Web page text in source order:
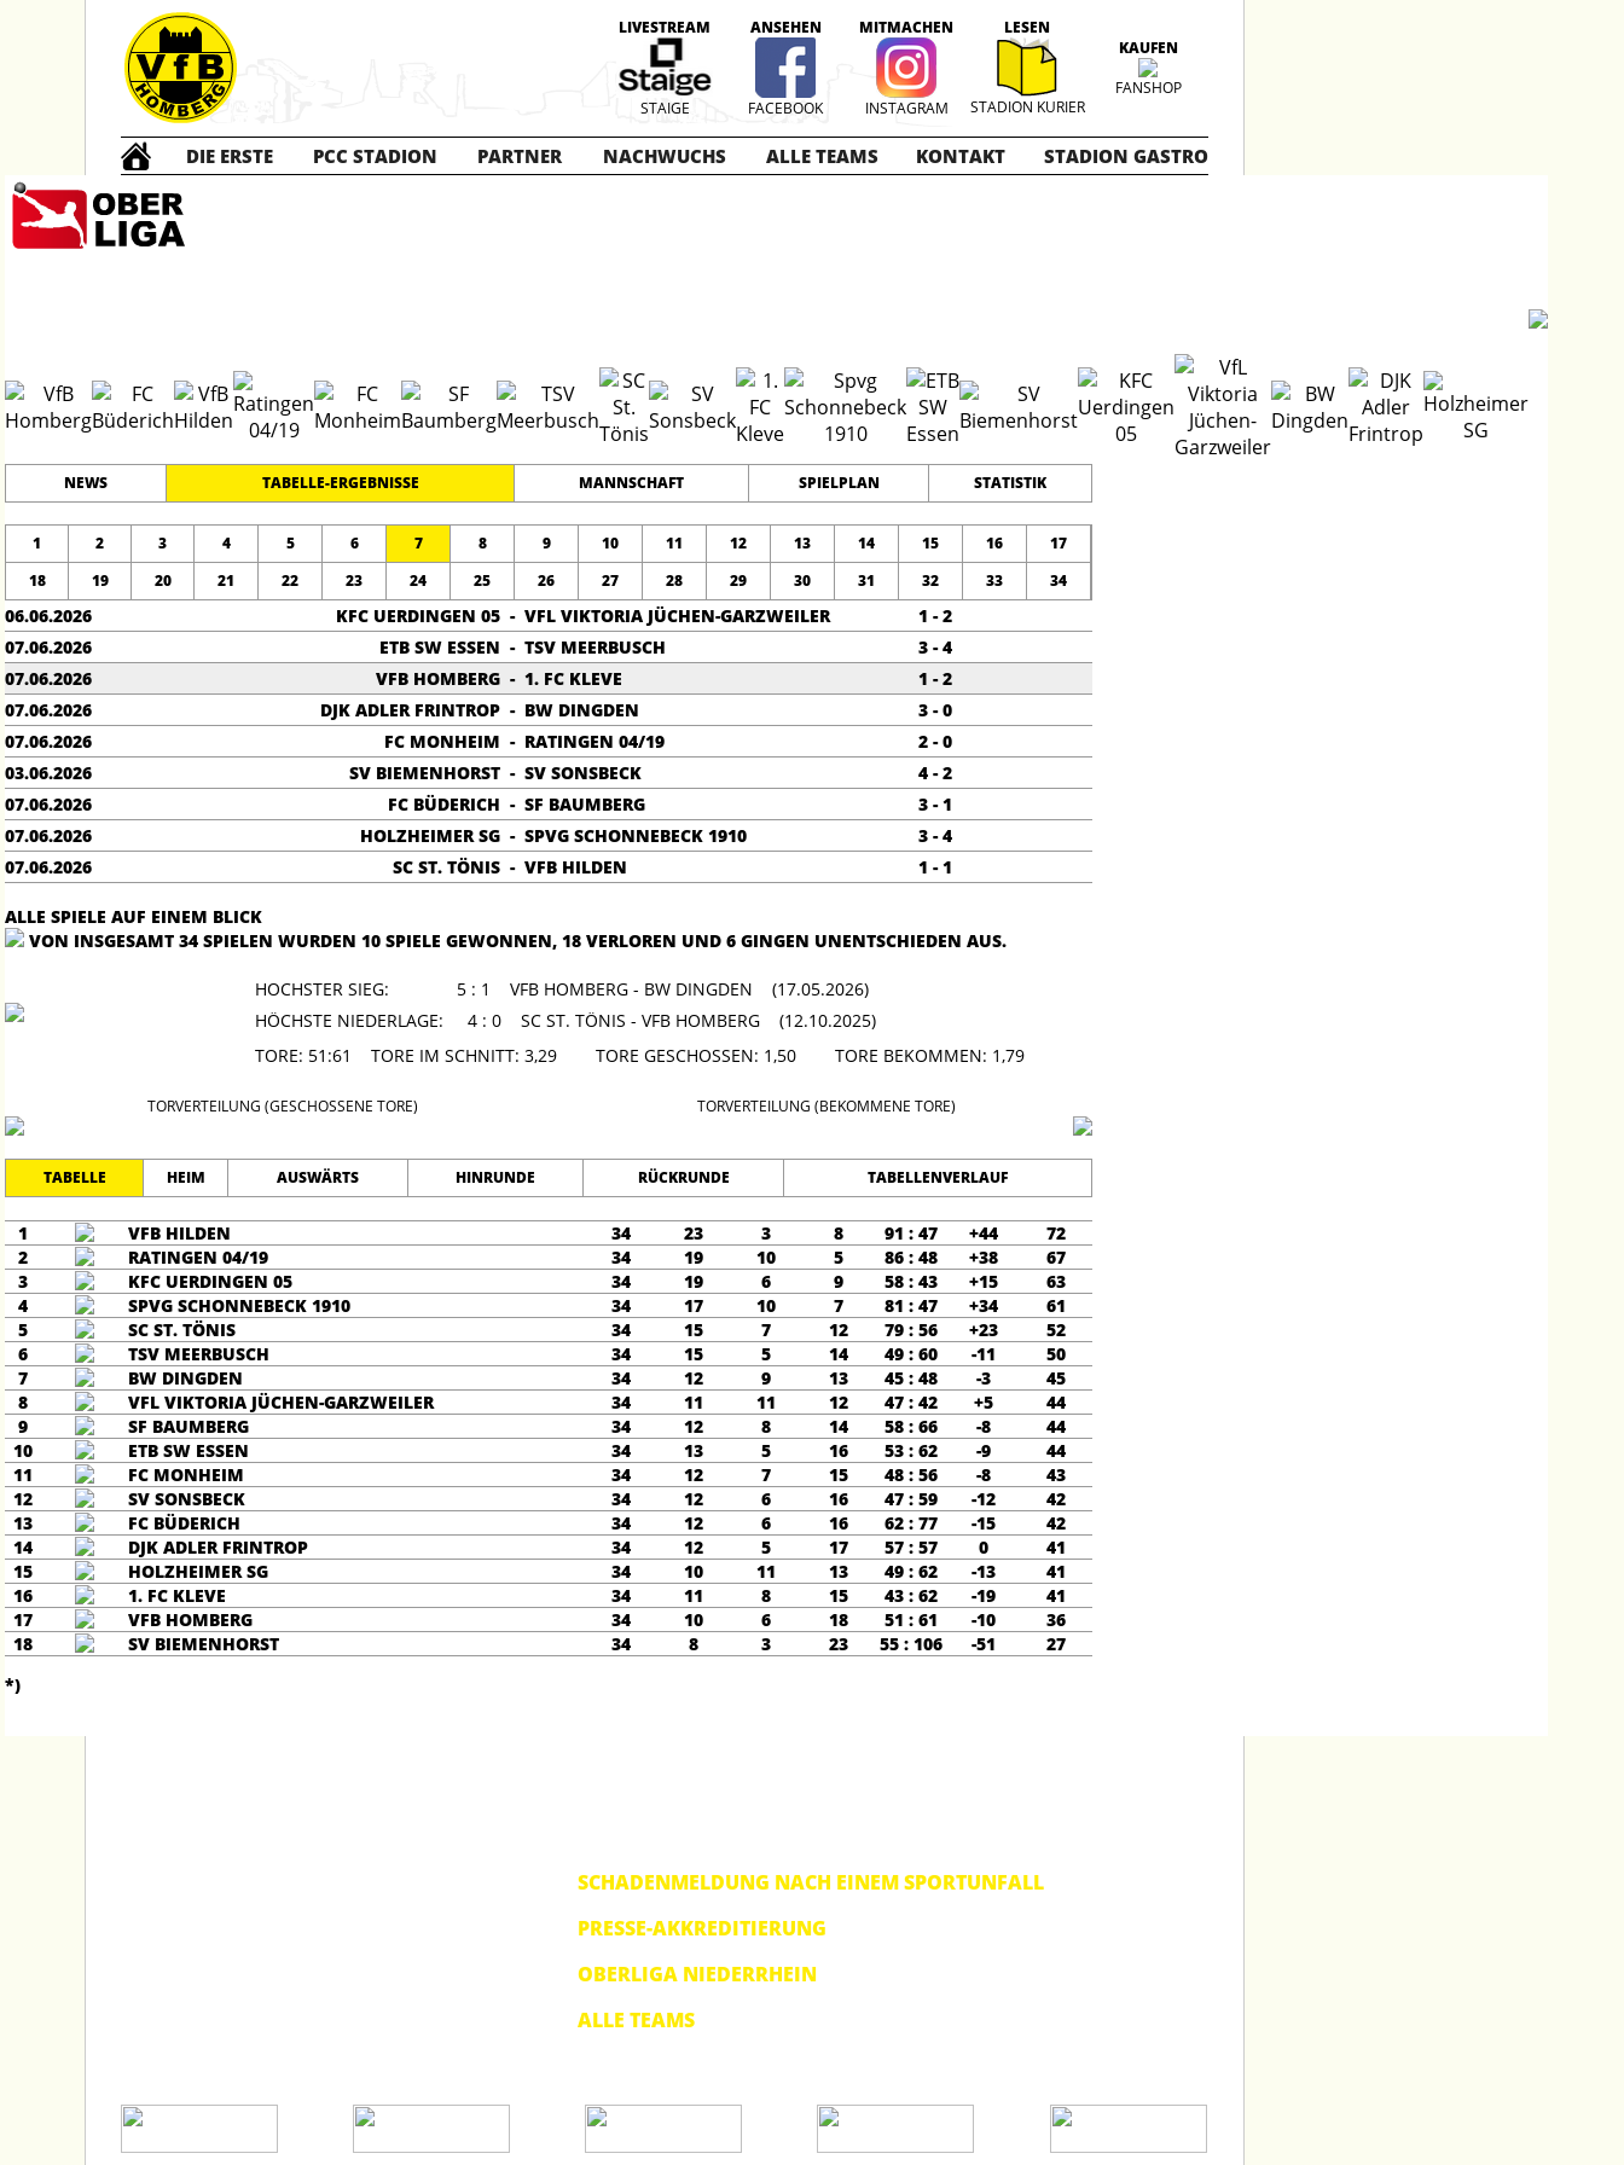
LIVESTREAM
STAIGE
ANSEHEN
FACEBOOK
MITMACHEN
INSTAGRAM
LESEN
STADION KURIER
KAUFEN
FANSHOP
DIE ERSTE PCC STADION PARTNER NACHWUCHS ALLE TEAMS KONTAKT STADION GASTRO
NEWS TABELLE-ERGEBNISSE MANNSCHAFT SPIELPLAN STATISTIK
1 2 3 4 5 6 7 8 9 10 11 12 13 14 15 16
17
18
19 20 21 22 23 24 25 26 27 28 29 30 31 32 33 34
06.06.2026 KFC UERDINGEN 05 - VFL VIKTORIA JÜCHEN-GARZWEILER
1 - 2
07.06.2026
ETB SW ESSEN - TSV MEERBUSCH
3 - 4
07.06.2026
VFB HOMBERG - 1. FC KLEVE
1 - 2
07.06.2026
DJK ADLER FRINTROP - BW DINGDEN
3 - 0
07.06.2026
FC MONHEIM - RATINGEN 04/19
2 - 0
03.06.2026
SV BIEMENHORST - SV SONSBECK
4 - 2
07.06.2026
FC BÜDERICH - SF BAUMBERG
3 - 1
07.06.2026
HOLZHEIMER SG - SPVG SCHONNEBECK 1910
3 - 4
07.06.2026
SC ST. TÖNIS - VFB HILDEN 1 - 1
ALLE SPIELE AUF EINEM BLICK
VON INSGESAMT 34 SPIELEN WURDEN 10 SPIELE GEWONNEN, 18 VERLOREN UND 6 GINGEN UNENTSCHIEDEN AUS.
HOCHSTER SIEG: 5 : 1 VFB HOMBERG - BW DINGDEN (17.05.2026)
HÖCHSTE NIEDERLAGE: 4 : 0 SC ST. TÖNIS - VFB HOMBERG (12.10.2025)
TORE: 51:61 TORE IM SCHNITT: 3,29 TORE GESCHOSSEN: 1,50 TORE BEKOMMEN: 1,79
TORVERTEILUNG (GESCHOSSENE TORE) TORVERTEILUNG (BEKOMMENE TORE)
TABELLE HEIM AUSWÄRTS HINRUNDE RÜCKRUNDE TABELLENVERLAUF
1 VFB HILDEN 34 23 3 8 91 : 47 +44
72
2
RATINGEN 04/19 34 19 10 5 86 : 48 +38
67
3
KFC UERDINGEN 05 34 19 6 9 58 : 43 +15
63
4
SPVG SCHONNEBECK 1910 34 17 10 7 81 : 47 +34
61
5
SC ST. TÖNIS 34 15 7 12 79 : 56 +23
52
6
TSV MEERBUSCH 34 15 5 14 49 : 60 -11
50
7
BW DINGDEN 34 12 9 13 45 : 48 -3
45
8
VFL VIKTORIA JÜCHEN-GARZWEILER 34 11 11 12 47 : 42 +5
44
9
SF BAUMBERG 34 12 8 14 58 : 66 -8
44
10
ETB SW ESSEN 34 13 5 16 53 : 62 -9
44
11
FC MONHEIM 34 12 7 15 48 : 56 -8
43
12
SV SONSBECK 34 12 6 16 47 : 59 -12
42
13
FC BÜDERICH 34 12 6 16 62 : 77 -15
42
14
DJK ADLER FRINTROP 34 12 5 17 57 : 57 0
41
15
HOLZHEIMER SG 34 10 11 13 49 : 62 -13
41
16
1. FC KLEVE 34 11 8 15 43 : 62 -19
41
17
VFB HOMBERG 34 10 6 18 51 : 61 -10
36
18
SV BIEMENHORST 34 8 3 23 55 : 106 -51
27
*)
SCHADENMELDUNG NACH EINEM SPORTUNFALL
PRESSE-AKKREDITIERUNG
OBERLIGA NIEDERRHEIN
ALLE TEAMS